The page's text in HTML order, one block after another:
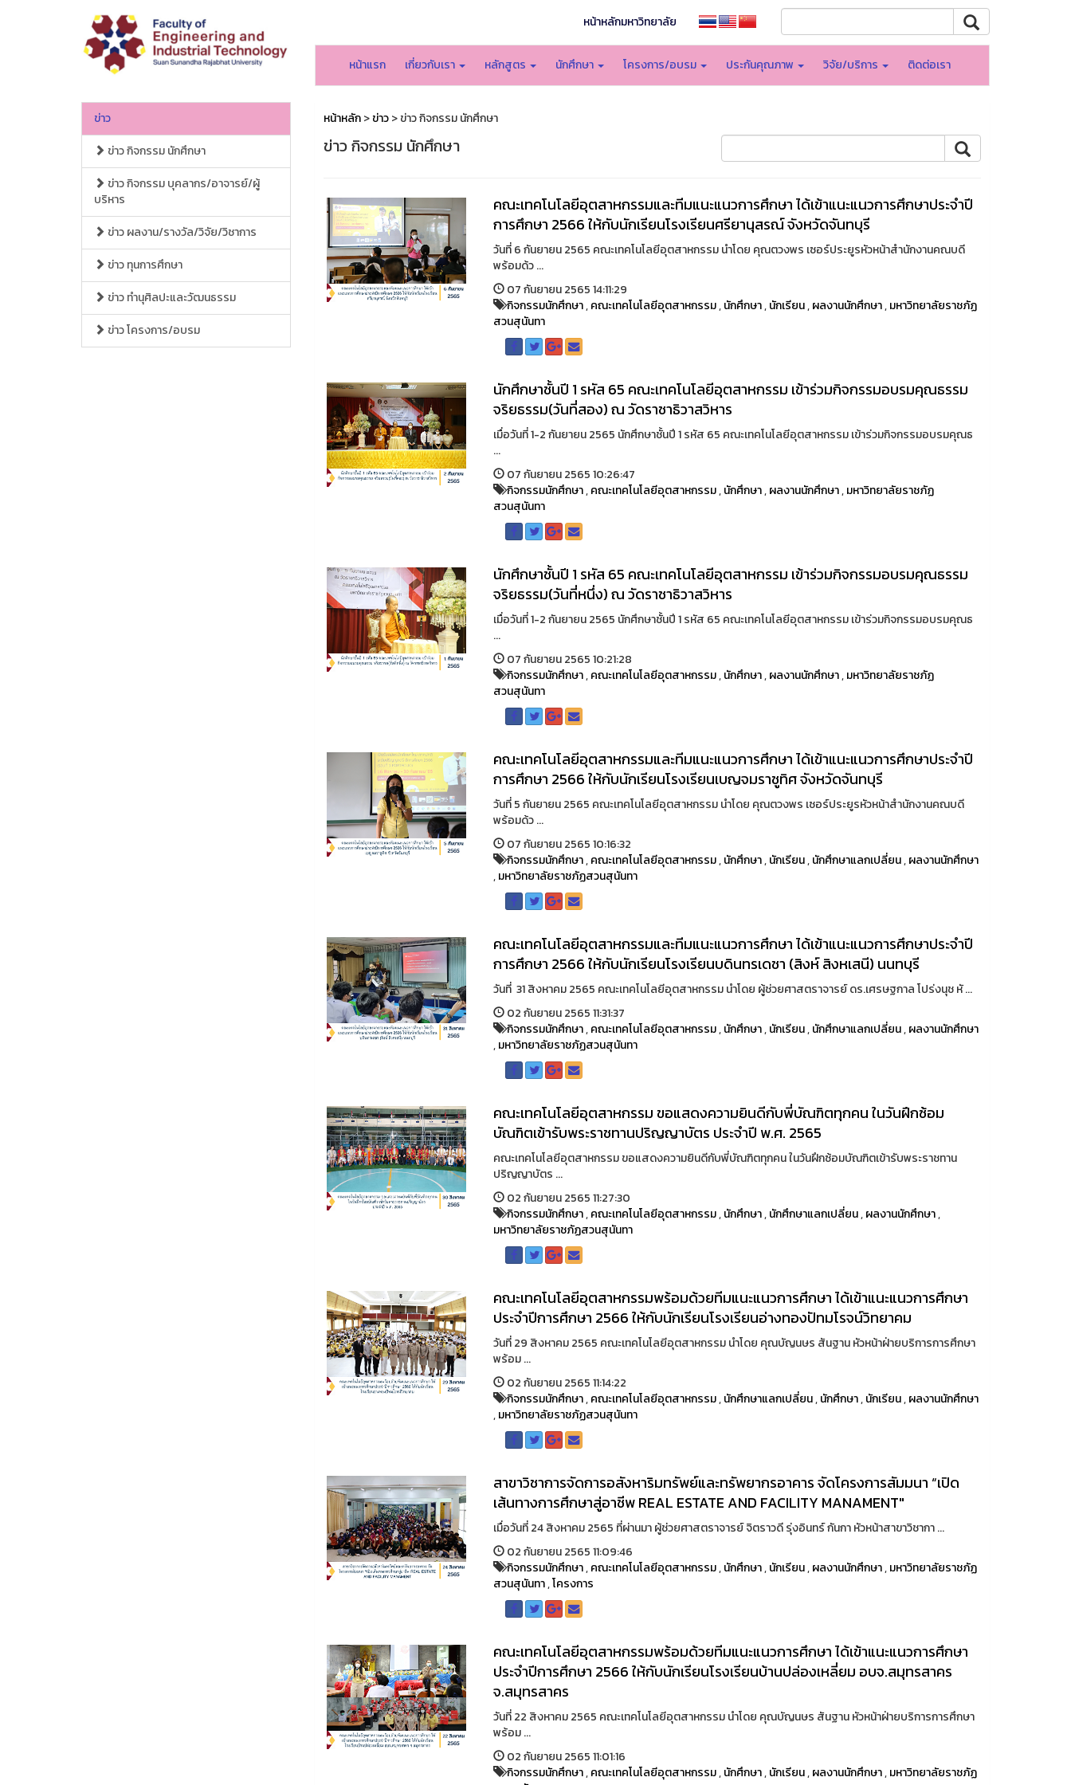
หน้าหลักมหาวิทยาลัย
หน้าแรก เกี่ยวกับเรา หลักสูตร นักศึกษา โครงการ/อบรม ประกันคุณภาพ วิจัย/บริการ ติดต่อเรา
ข่าว
ข่าว กิจกรรม นักศึกษา
ข่าว กิจกรรม บุคลากร/อาจารย์/ผู้
บริหาร
ข่าว ผลงาน/รางวัล/วิจัย/วิชาการ
ข่าว ทุนการศึกษา
ข่าว ทำนุศิลปะและวัฒนธรรม
ข่าว โครงการ/อบรม
หน้าหลัก>ข่าว> ข่าว กิจกรรม นักศึกษา
ข่าว กิจกรรม นักศึกษา
คณะเทคโนโลยีอุตสาหกรรมและทีมแนะแนวการศึกษา ได้เข้าแนะแนวการศึกษาประจำปี
การศึกษา 2566 ให้กับนักเรียนโรงเรียนศรียานุสรณ์ จังหวัดจันทบุรี
วันที่ 6 กันยายน 2565 คณะเทคโนโลยีอุตสาหกรรม นำโดย คุณตวงพร เซอร์ประยูรหัวหน้าสำนักงานคณบดี
พร้อมด้ว ...
07 กันยายน 2565 14:11:29
กิจกรรมนักศึกษา,คณะเทคโนโลยีอุตสาหกรรม,นักศึกษา,นักเรียน,ผลงานนักศึกษา,มหาวิทยาลัยราชภัฏ
สวนสุนันทา
นักศึกษาชั้นปี 1 รหัส 65 คณะเทคโนโลยีอุตสาหกรรม เข้าร่วมกิจกรรมอบรมคุณธรรม
จริยธรรม(วันที่สอง) ณ วัดราชาธิวาสวิหาร
เมื่อวันที่ 1-2 กันยายน 2565 นักศึกษาชั้นปี 1 รหัส 65 คณะเทคโนโลยีอุตสาหกรรม เข้าร่วมกิจกรรมอบรมคุณธ
...
07 กันยายน 2565 10:26:47
กิจกรรมนักศึกษา,คณะเทคโนโลยีอุตสาหกรรม,นักศึกษา,ผลงานนักศึกษา,มหาวิทยาลัยราชภัฏ
สวนสุนันทา
นักศึกษาชั้นปี 1 รหัส 65 คณะเทคโนโลยีอุตสาหกรรม เข้าร่วมกิจกรรมอบรมคุณธรรม
จริยธรรม(วันที่หนึ่ง) ณ วัดราชาธิวาสวิหาร
เมื่อวันที่ 1-2 กันยายน 2565 นักศึกษาชั้นปี 1 รหัส 65 คณะเทคโนโลยีอุตสาหกรรม เข้าร่วมกิจกรรมอบรมคุณธ
...
07 กันยายน 2565 10:21:28
กิจกรรมนักศึกษา,คณะเทคโนโลยีอุตสาหกรรม,นักศึกษา,ผลงานนักศึกษา,มหาวิทยาลัยราชภัฏ
สวนสุนันทา
คณะเทคโนโลยีอุตสาหกรรมและทีมแนะแนวการศึกษา ได้เข้าแนะแนวการศึกษาประจำปี
การศึกษา 2566 ให้กับนักเรียนโรงเรียนเบญจมราชูทิศ จังหวัดจันทบุรี
วันที่ 5 กันยายน 2565 คณะเทคโนโลยีอุตสาหกรรม นำโดย คุณตวงพร เซอร์ประยูรหัวหน้าสำนักงานคณบดี
พร้อมด้ว ...
07 กันยายน 2565 10:16:32
กิจกรรมนักศึกษา,คณะเทคโนโลยีอุตสาหกรรม,นักศึกษา,นักเรียน,นักศึกษาแลกเปลี่ยน,ผลงานนักศึกษา
,มหาวิทยาลัยราชภัฏสวนสุนันทา
คณะเทคโนโลยีอุตสาหกรรมและทีมแนะแนวการศึกษา ได้เข้าแนะแนวการศึกษาประจำปี
การศึกษา 2566 ให้กับนักเรียนโรงเรียนบดินทรเดชา (สิงห์ สิงหเสนี) นนทบุรี
วันที่ 31 สิงหาคม 2565 คณะเทคโนโลยีอุตสาหกรรม นำโดย ผู้ช่วยศาสตราจารย์ ดร.เศรษฐกาล โปร่งนุช หั ...
02 กันยายน 2565 11:31:37
กิจกรรมนักศึกษา,คณะเทคโนโลยีอุตสาหกรรม,นักศึกษา,นักเรียน,นักศึกษาแลกเปลี่ยน,ผลงานนักศึกษา
,มหาวิทยาลัยราชภัฏสวนสุนันทา
คณะเทคโนโลยีอุตสาหกรรม ขอแสดงความยินดีกับพี่บัณฑิตทุกคน ในวันฝึกซ้อม
บัณฑิตเข้ารับพระราชทานปริญญาบัตร ประจำปี พ.ศ. 2565
คณะเทคโนโลยีอุตสาหกรรม ขอแสดงความยินดีกับพี่บัณฑิตทุกคน ในวันฝึกซ้อมบัณฑิตเข้ารับพระราชทาน
ปริญญาบัตร ...
02 กันยายน 2565 11:27:30
กิจกรรมนักศึกษา,คณะเทคโนโลยีอุตสาหกรรม,นักศึกษา,นักศึกษาแลกเปลี่ยน,ผลงานนักศึกษา,
มหาวิทยาลัยราชภัฏสวนสุนันทา
คณะเทคโนโลยีอุตสาหกรรมพร้อมด้วยทีมแนะแนวการศึกษา ได้เข้าแนะแนวการศึกษา
ประจำปีการศึกษา 2566 ให้กับนักเรียนโรงเรียนอ่างทองปัทมโรจน์วิทยาคม
วันที่ 29 สิงหาคม 2565 คณะเทคโนโลยีอุตสาหกรรม นำโดย คุณบัญนษร สันฐาน หัวหน้าฝ่ายบริการการศึกษา
พร้อม ...
02 กันยายน 2565 11:14:22
กิจกรรมนักศึกษา,คณะเทคโนโลยีอุตสาหกรรม,นักศึกษาแลกเปลี่ยน,นักศึกษา,นักเรียน,ผลงานนักศึกษา
,มหาวิทยาลัยราชภัฏสวนสุนันทา
สาขาวิชาการจัดการอสังหาริมทรัพย์และทรัพยากรอาคาร จัดโครงการสัมมนา “เปิด
เส้นทางการศึกษาสู่อาชีพ REAL ESTATE AND FACILITY MANAMENT"
เมื่อวันที่ 24 สิงหาคม 2565 ที่ผ่านมา ผู้ช่วยศาสตราจารย์ จิตราวดี รุ่งอินทร์ กันกา หัวหน้าสาขาวิชากา ...
02 กันยายน 2565 11:09:46
กิจกรรมนักศึกษา,คณะเทคโนโลยีอุตสาหกรรม,นักศึกษา,นักเรียน,ผลงานนักศึกษา,มหาวิทยาลัยราชภัฏ
สวนสุนันทา,โครงการ
คณะเทคโนโลยีอุตสาหกรรมพร้อมด้วยทีมแนะแนวการศึกษา ได้เข้าแนะแนวการศึกษา
ประจำปีการศึกษา 2566 ให้กับนักเรียนโรงเรียนบ้านปล่องเหลี่ยม อบจ.สมุทรสาคร
จ.สมุทรสาคร
วันที่ 22 สิงหาคม 2565 คณะเทคโนโลยีอุตสาหกรรม นำโดย คุณบัญนษร สันฐาน หัวหน้าฝ่ายบริการการศึกษา
พร้อม ...
02 กันยายน 2565 11:01:16
กิจกรรมนักศึกษา,คณะเทคโนโลยีอุตสาหกรรม,นักศึกษา,นักเรียน,ผลงานนักศึกษา,มหาวิทยาลัยราชภัฏ